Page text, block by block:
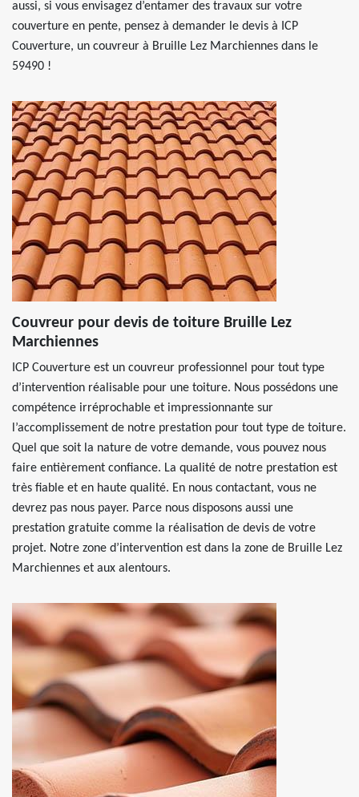
aussi, si vous envisagez d’entamer des travaux sur votre
couverture en pente, pensez à demander le devis à ICP
Couverture, un couvreur à Bruille Lez Marchiennes dans le
59490 !
Couvreur pour devis de toiture Bruille Lez
Marchiennes
ICP Couverture est un couvreur professionnel pour tout type
d’intervention réalisable pour une toiture. Nous possédons une
compétence irréprochable et impressionnante sur
l’accomplissement de notre prestation pour tout type de toiture.
Quel que soit la nature de votre demande, vous pouvez nous
faire entièrement confiance. La qualité de notre prestation est
très fiable et en haute qualité. En nous contactant, vous ne
devrez pas nous payer. Parce nous disposons aussi une
prestation gratuite comme la réalisation de devis de votre
projet. Notre zone d’intervention est dans la zone de Bruille Lez
Marchiennes et aux alentours.